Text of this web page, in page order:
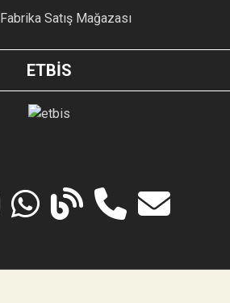
Satış Mağazası
ETBİS